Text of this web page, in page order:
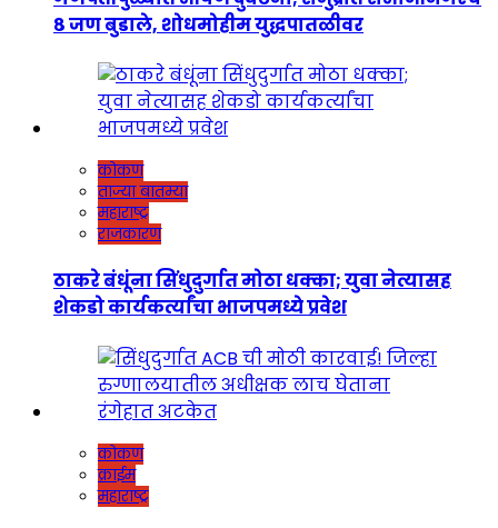
८ जण बुडाले, शोधमोहीम युद्धपातळीवर
कोकण
ताज्या बातम्या
महाराष्ट्र
राजकारण
ठाकरे बंधूंना सिंधुदुर्गात मोठा धक्का; युवा नेत्यासह
शेकडो कार्यकर्त्यांचा भाजपमध्ये प्रवेश
कोकण
क्राईम
महाराष्ट्र